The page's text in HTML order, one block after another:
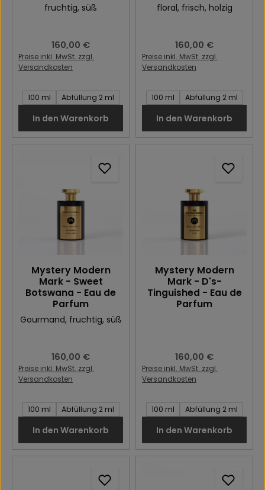
fruchtig, süß
Regulärer Preis:
160,00 €
Preise inkl. MwSt. zzgl.
Versandkosten
Inhalt des Artikel:
100 ml Abfüllung 2 ml
In den Warenkorb
floral, frisch, holzig
Regulärer Preis:
160,00 €
Preise inkl. MwSt. zzgl.
Versandkosten
Inhalt des Artikel:
100 ml Abfüllung 2 ml
In den Warenkorb
Mystery Modern
Mark - Sweet
Botswana - Eau de
Parfum
Gourmand, fruchtig, süß
Regulärer Preis:
160,00 €
Preise inkl. MwSt. zzgl.
Versandkosten
Inhalt des Artikel:
100 ml Abfüllung 2 ml
In den Warenkorb
Mystery Modern
Mark - D's-
Tinguished - Eau de
Parfum
Regulärer Preis:
160,00 €
Preise inkl. MwSt. zzgl.
Versandkosten
Inhalt des Artikel:
100 ml Abfüllung 2 ml
In den Warenkorb